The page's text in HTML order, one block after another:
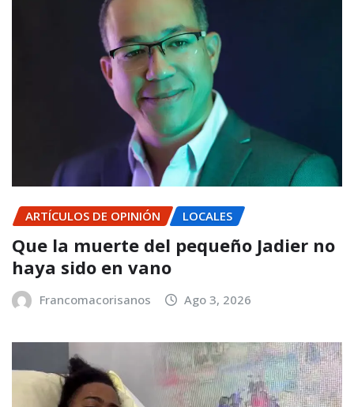
ARTÍCULOS DE OPINIÓN LOCALES
Que la muerte del pequeño Jadier no
haya sido en vano
Francomacorisanos Ago 3, 2026